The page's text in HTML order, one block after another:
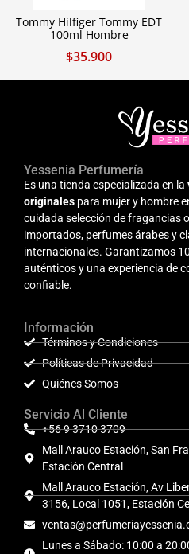
Tommy Hilfiger Tommy EDT
100ml Hombre
$35.900
Yessenia Perfumería
Es una tienda especializada en la
originales para mujer y hombre
cuidada selección de fragancias
importados, perfumes árabes y
internacionales. Garantizamos
auténticos y una experiencia de
confiable.
Información
Términos y Condiciones
Políticas de Privacidad
Quiénes Somos
Servicio Al Cliente
+56 9 3710 3709
Mall Arauco Estación, San
Estación Central
Mall Arauco Estación, Av
3156, Local 1051, Estación
Lunes a Sábado: 10:00 a